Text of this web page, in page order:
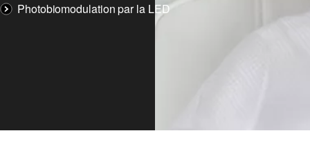
Photobiomodulation par la LED